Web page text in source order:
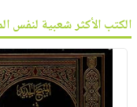
الكتب الأكثر شعبية لنفس